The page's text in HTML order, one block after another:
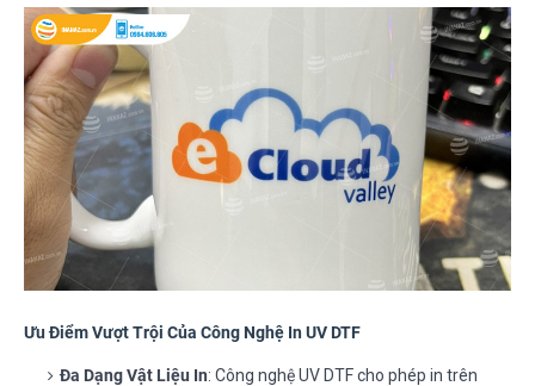
Ưu Điểm Vượt Trội Của Công Nghệ In UV DTF
Đa Dạng Vật Liệu In: Công nghệ UV DTF cho phép in trên